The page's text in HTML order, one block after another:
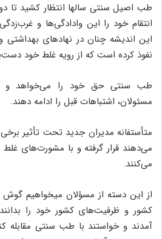
طب اصیل سنتی سالها انتظار کشید تا
انتقام خود را این وادادگی‌ها و
این اندیشه چنان در نهادهای
نفوذ کرده است که از رویه غلط خود
طب سنتی حق خود را می‌خواهد و
مسئولان، اشتباهات قبل را ادامه دهند.
متأستفانه مدیران جدید تحت تأثیر
می‌دهند قرار گرفته و با مشورت‌های غلط
می‌کنند.
از این دسته از مسؤلان میخواهیم گوش
کشور و ظرفیت‌های کشور خود را
آمدند و خواستند با طب سنتی مقابله